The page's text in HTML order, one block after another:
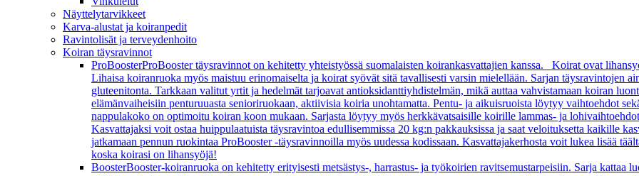
Näyttelytarvikkeet
Karva-alustat ja koiranpedit
Ravintolisät ja terveydenhoito
Koiran täysravinnot
ProBoosterProBooster täysravinnot on kehitetty yhteistyössä suomalaisten koirankasvattajien kanssa. Koirat ovat
Lihaisa koiranruoka myös maistuu erinomaiselta ja koirat syövät sitä tavallisesti varsin mielellään. Sarjan täysravintojen
gluteenitonta. Tarkkaan valitut yrtit ja hedelmät tarjoavat antioksidanttiyhdistelmän, mikä auttaa vahvistamaan koiran
elämänvaiheisiin penturuuasta senioriruokaan, aktiivisia koiria unohtamatta. Pentu- ja aikuisruoista löytyy vaihtoehdot
nappulakoko on optimoitu koiran koon mukaan. Sarjasta löytyy myös herkkävatsaisille koirille lammas- ja
Kasvattajaksi voit ostaa huippulaatuista täysravintoa edullisemmissa 20 kg:n pakkauksissa ja saat veloituksetta kaikille
jatkamaan pennun ruokintaa ProBooster -täysravinnoilla myös uudessa kodissaan. Kasvattajakerhosta voit lukea lisää
koska koirasi on lihansyöjä!
BoosterBooster-koiranruoka on kehitetty erityisesti metsästys-, harrastus- ja työkoirien ravitsemustarpeisiin. Sarja kattaa